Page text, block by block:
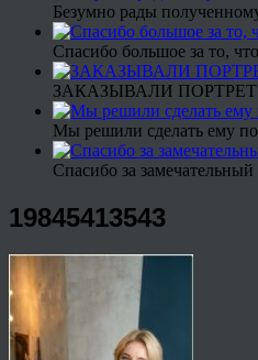
Безумно рады
Спасибо большое за то,
ЗАКАЗЫВАЛИ
Мы решили сделать ему
Спасибо за
19845413543